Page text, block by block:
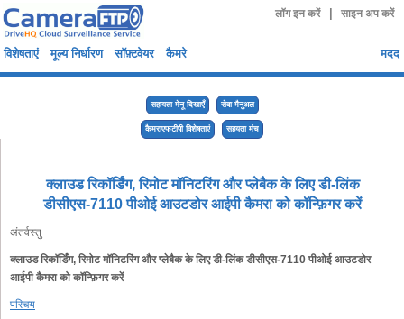
लॉग इन करें साइन अप करें
विशेषताएं मूल्य निर्धारण सॉफ़्टवेयर कैमरे मदद
सहायता मेनू दिखाएँ सेवा मैनुअल
कैमराएफटीपी विशेषताएं सहयता मंच
क्लाउड रिकॉर्डिंग, रिमोट मॉनिटरिंग और प्लेबैक के लिए डी-लिंक
डीसीएस-7110 पीओई आउटडोर आईपी कैमरा को कॉन्फ़िगर करें
अंतर्वस्तु
क्लाउड रिकॉर्डिंग, रिमोट मॉनिटरिंग और प्लेबैक के लिए डी-लिंक डीसीएस-7110 पीओई आउटडोर
आईपी कैमरा को कॉन्फ़िगर करें
परिचय